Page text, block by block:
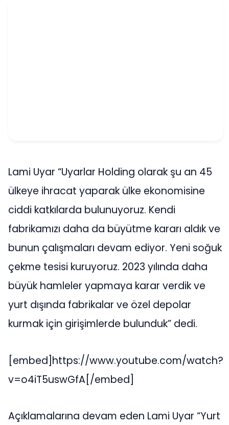
Lami Uyar “Uyarlar Holding olarak şu an 45
ülkeye ihracat yaparak ülke ekonomisine
ciddi katkılarda bulunuyoruz. Kendi
fabrikamızı daha da büyütme kararı aldık ve
bunun çalışmaları devam ediyor. Yeni soğuk
çekme tesisi kuruyoruz. 2023 yılında daha
büyük hamleler yapmaya karar verdik ve
yurt dışında fabrikalar ve özel depolar
kurmak için girişimlerde bulunduk” dedi.
[embed]https://www.youtube.com/watch?
v=o4iT5uswGfA[/embed]
Açıklamalarına devam eden Lami Uyar “Yurt